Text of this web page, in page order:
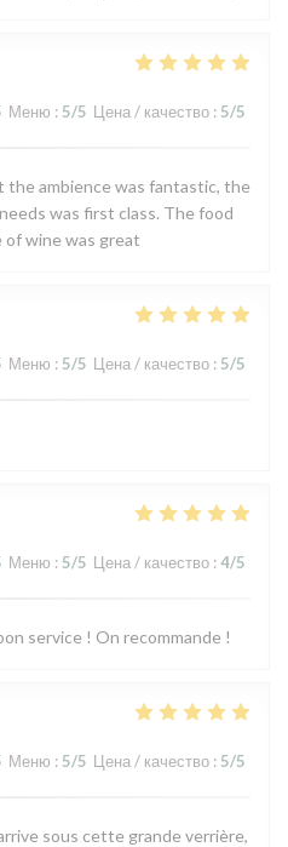
Меню : 5/5 Цена / качество : 5/5
ambience was fantastic, the
was first class. The food
of wine was great
Меню : 5/5 Цена / качество : 5/5
Меню : 5/5 Цена / качество : 4/5
service ! On recommande !
Меню : 5/5 Цена / качество : 5/5
sous cette grande verrière,